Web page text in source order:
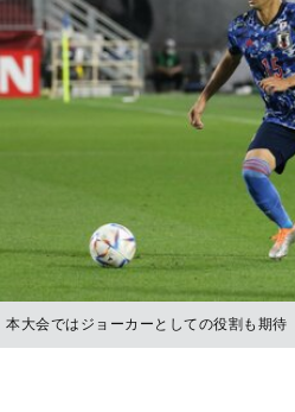
本大会ではジョーカーとしての役割も期待